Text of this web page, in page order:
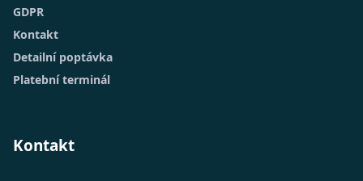
GDPR
Kontakt
Detailní poptávka
Platební terminál
Kontakt